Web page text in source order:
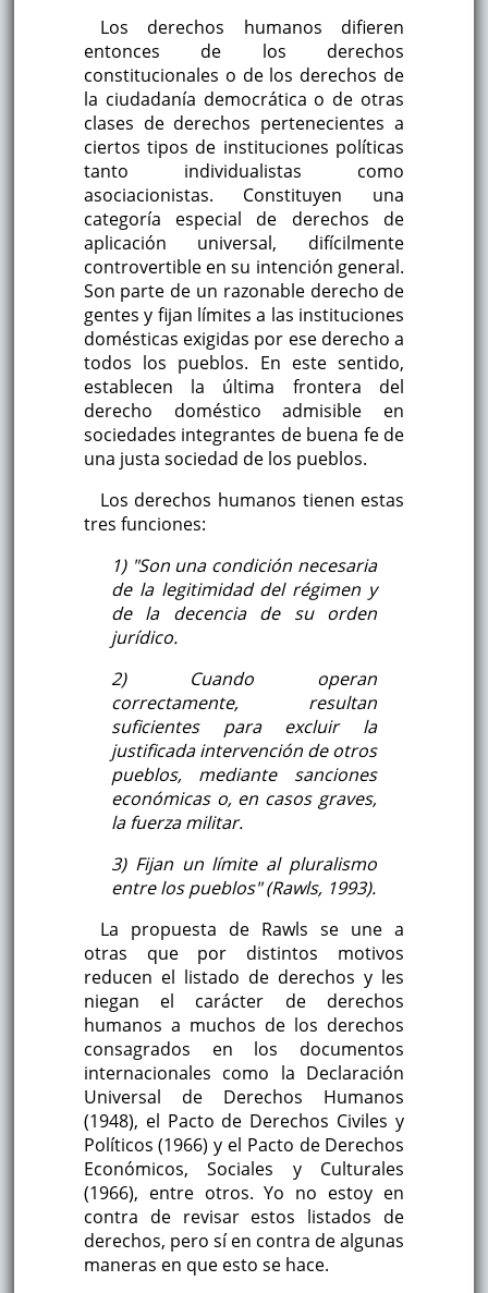
Los derechos humanos difieren
entonces de los derechos
constitucionales o de los derechos de
la ciudadanía democrática o de otras
clases de derechos pertenecientes a
ciertos tipos de instituciones políticas
tanto individualistas como
asociacionistas. Constituyen una
categoría especial de derechos de
aplicación universal, difícilmente
controvertible en su intención general.
Son parte de un razonable derecho de
gentes y fijan límites a las instituciones
domésticas exigidas por ese derecho a
todos los pueblos. En este sentido,
establecen la última frontera del
derecho doméstico admisible en
sociedades integrantes de buena fe de
una justa sociedad de los pueblos.
Los derechos humanos tienen estas
tres funciones:
1) "Son una condición necesaria
de la legitimidad del régimen y
de la decencia de su orden
jurídico.
2) Cuando operan
correctamente, resultan
suficientes para excluir la
justificada intervención de otros
pueblos, mediante sanciones
económicas o, en casos graves,
la fuerza militar.
3) Fijan un límite al pluralismo
entre los pueblos" (Rawls, 1993).
La propuesta de Rawls se une a
otras que por distintos motivos
reducen el listado de derechos y les
niegan el carácter de derechos
humanos a muchos de los derechos
consagrados en los documentos
internacionales como la Declaración
Universal de Derechos Humanos
(1948), el Pacto de Derechos Civiles y
Políticos (1966) y el Pacto de Derechos
Económicos, Sociales y Culturales
(1966), entre otros. Yo no estoy en
contra de revisar estos listados de
derechos, pero sí en contra de algunas
maneras en que esto se hace.